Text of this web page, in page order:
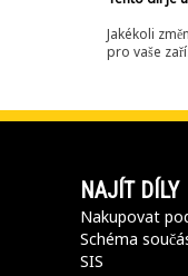
Jakékoli
pro vaše
NAJÍT DÍLY
Nakupovat
Schéma
SIS